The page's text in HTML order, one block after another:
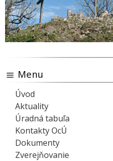
Menu
Úvod
Aktuality
Úradná tabuľa
Kontakty OcÚ
Dokumenty
Zverejňovanie